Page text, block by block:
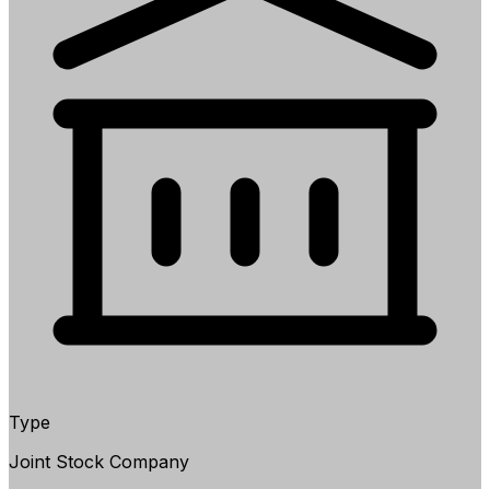
Type
Joint Stock Company